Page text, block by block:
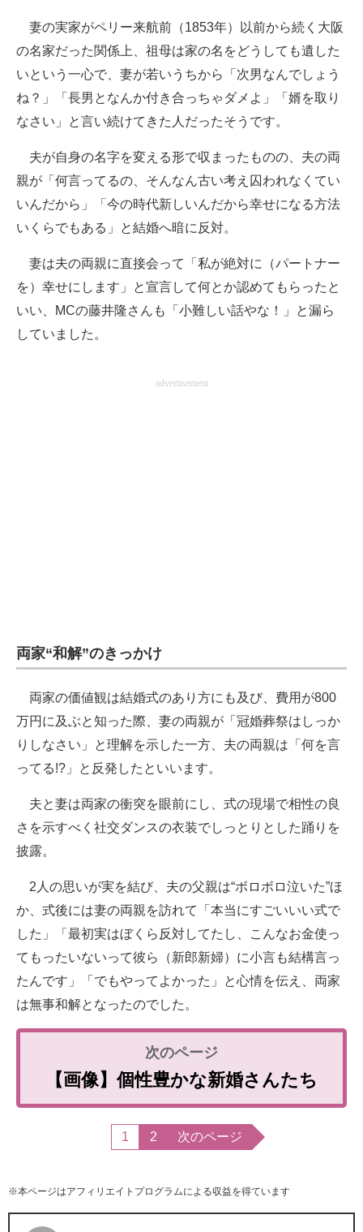
妻の実家がペリー来航前（1853年）以前から続く大阪
の名家だった関係上、祖母は家の名をどうしても遺した
いという一心で、妻が若いうちから「次男なんでしょう
ね？」「長男となんか付き合っちゃダメよ」「婿を取り
なさい」と言い続けてきた人だったそうです。
夫が自身の名字を変える形で収まったものの、夫の両
親が「何言ってるの、そんなん古い考え囚われなくてい
いんだから」「今の時代新しいんだから幸せになる方法
いくらでもある」と結婚へ暗に反対。
妻は夫の両親に直接会って「私が絶対に（パートナー
を）幸せにします」と宣言して何とか認めてもらったと
いい、MCの藤井隆さんも「小難しい話やな！」と漏ら
していました。
advertisement
両家“和解”のきっかけ
両家の価値観は結婚式のあり方にも及び、費用が800
万円に及ぶと知った際、妻の両親が「冠婚葬祭はしっか
りしなさい」と理解を示した一方、夫の両親は「何を言
ってる!?」と反発したといいます。
夫と妻は両家の衝突を眼前にし、式の現場で相性の良
さを示すべく社交ダンスの衣装でしっとりとした踊りを
披露。
2人の思いが実を結び、夫の父親は“ボロボロ泣いた”ほ
か、式後には妻の両親を訪れて「本当にすごいいい式で
した」「最初実はぼくら反対してたし、こんなお金使っ
てもったいないって彼ら（新郎新婦）に小言も結構言っ
たんです」「でもやってよかった」と心情を伝え、両家
は無事和解となったのでした。
【画像】個性豊かな新婚さんたち
1 2 次のページ
※本ページはアフィリエイトプログラムによる収益を得ています